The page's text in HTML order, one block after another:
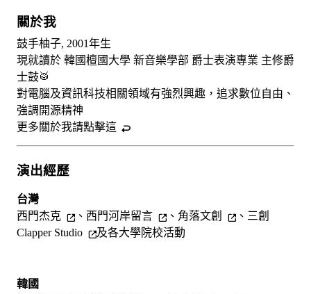
關於我
鼓手柚子, 2001年生
現就讀於 韓國檀國大學 新音樂學部 爵士表演專業 主修爵
士鼓🥁
對電腦及資訊科技相關領域有強烈興趣，追求數位自由、
強調開源精神
更多關於我請點擊這
演出經歷
台灣
西門杰克
、 西門河岸留言 、 角落文創 、 三創
Clapper Studio
及各大學院校活動
韓國